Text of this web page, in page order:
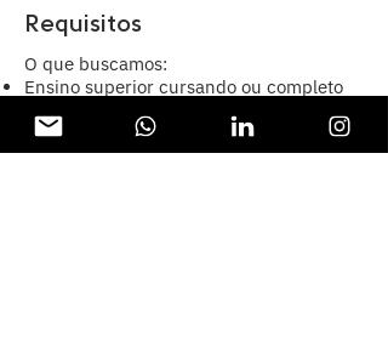
Requisitos
O que buscamos:
Ensino superior cursando ou completo
em Ciências Contábeis, Administração,
Economia, Engenharia, Sistemas de
Informação, Análise e Desenvolvimento